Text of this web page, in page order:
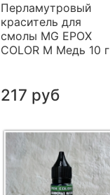
Перламутровый
краситель для
смолы MG EPOX
COLOR M Медь 10 г
217 руб